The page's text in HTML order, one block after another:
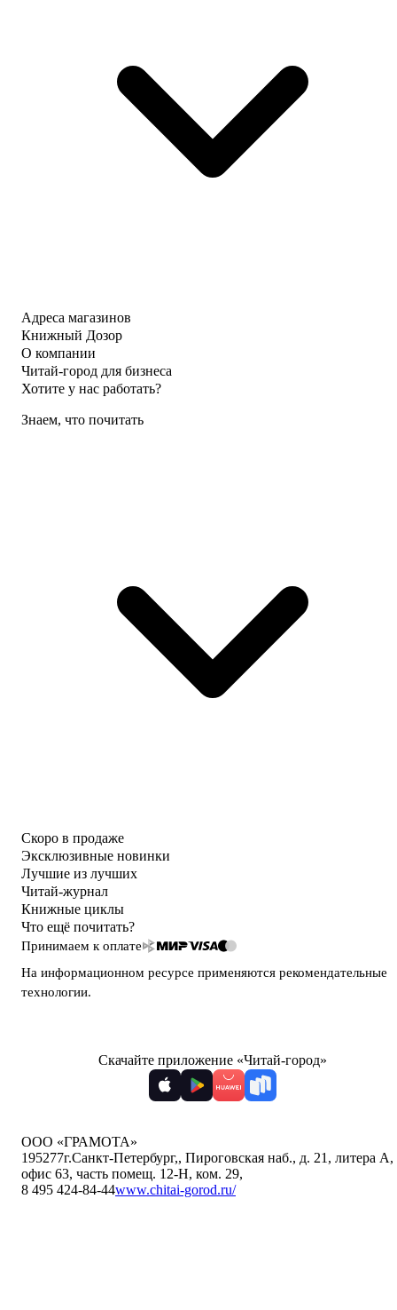
Адреса магазинов
Книжный Дозор
О компании
Читай-город для бизнеса
Хотите у нас работать?
Знаем, что почитать
Скоро в продаже
Эксклюзивные новинки
Лучшие из лучших
Читай-журнал
Книжные циклы
Что ещё почитать?
Принимаем к оплате
На информационном ресурсе применяются рекомендательные
технологии.
Скачайте приложение «Читай-город»
ООО «ГРАМОТА»
195277г.Санкт-Петербург,, Пироговская наб., д. 21, литера А,
офис 63, часть помещ. 12-Н, ком. 29,
8 495 424-84-44www.chitai-gorod.ru/